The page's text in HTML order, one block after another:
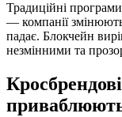
Традиційні
— компанії
падає. Блокчейн
незмінними та